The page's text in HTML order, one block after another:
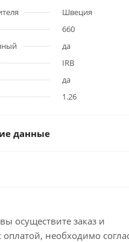
Швеция
660
да
IRB
да
1.26
данные
осуществите заказ и
оплатой, необходимо